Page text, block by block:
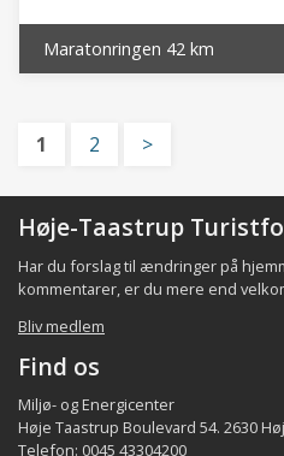
Maratonringen 42 km
1 2 >
Høje-Taastrup
Har du forslag til ændringer på
kommentarer, er du mere end
Bliv medlem
Find os
Miljø- og Energicenter
Høje Taastrup Boulevard 54. 2630
Telefon: 0045 43304200